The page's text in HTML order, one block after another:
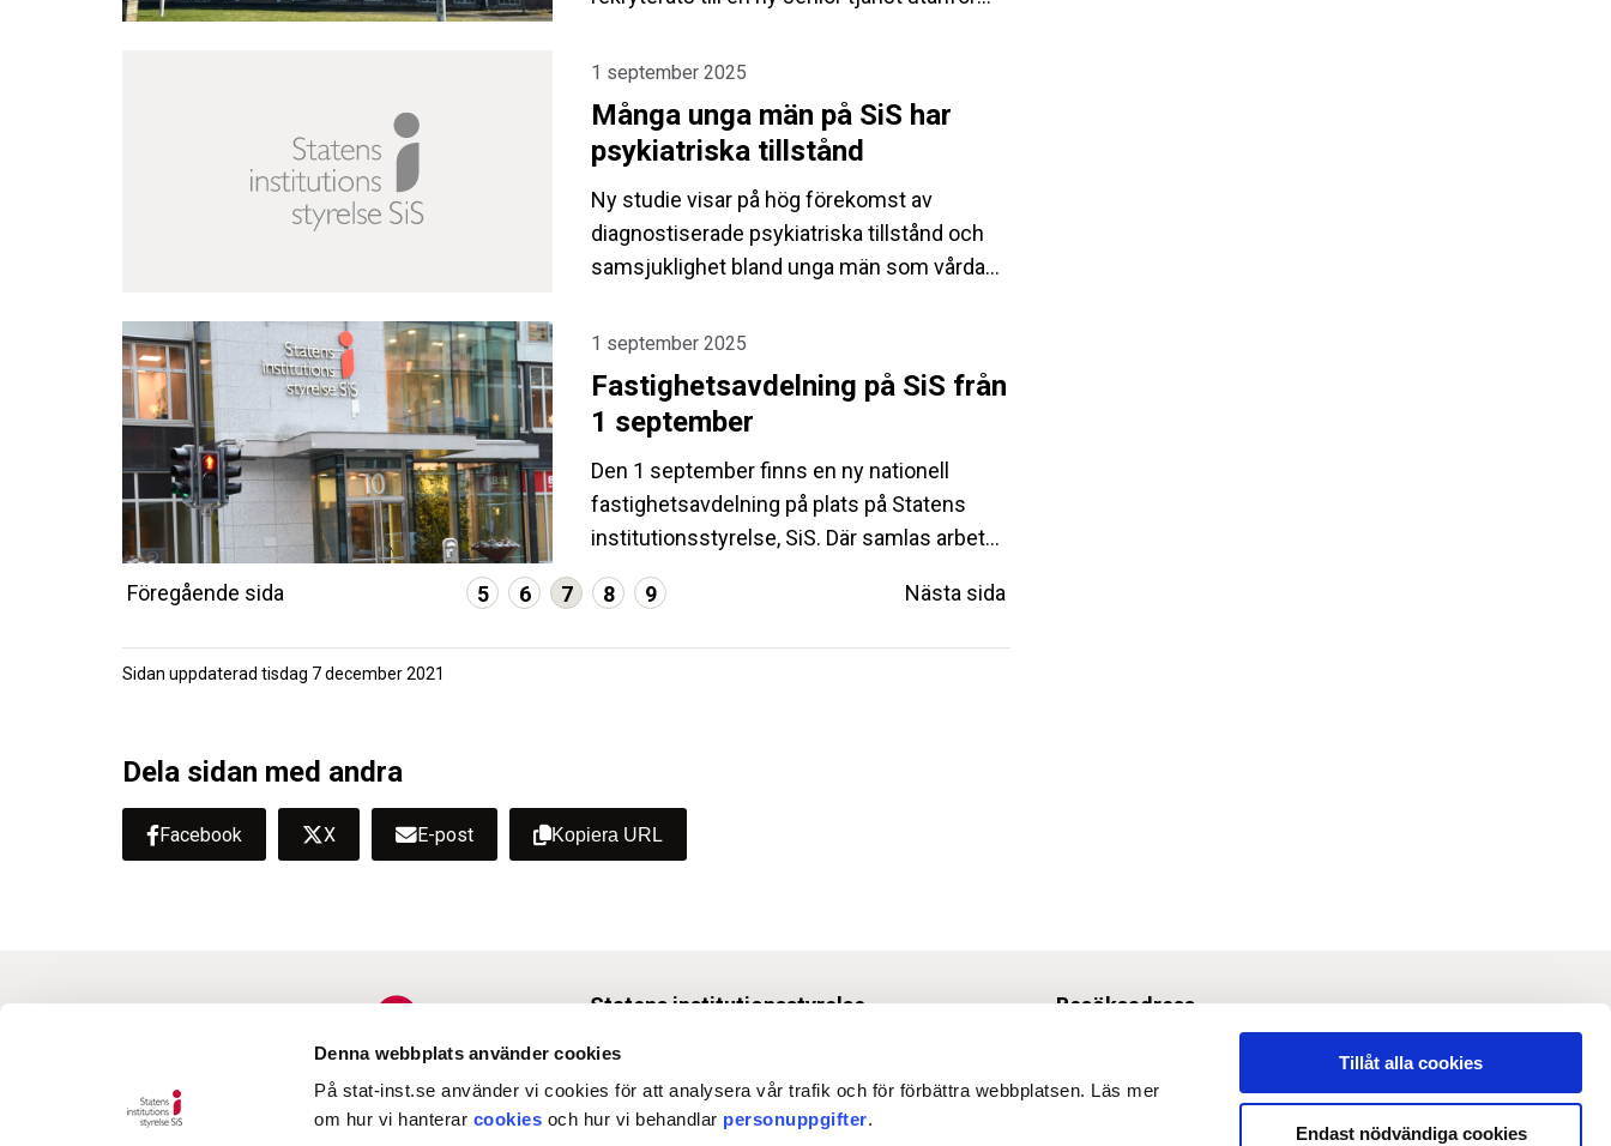
Denna webbplats använder cookies
På stat-inst.se använder vi cookies för att analysera vår trafik och för förbättra webbplatsen. Läs mer
om hur vi hanterar cookies och hur vi behandlar personuppgifter.
Tillåt alla cookies
Endast nödvändiga cookies
vid Långanäs fram till 31 januari 2026, under
tiden som rekryteringen av en ny
institutionschef pågår.
1 september 2025
Många unga män på SiS har
psykiatriska tillstånd
Ny studie visar på hög förekomst av
diagnostiserade psykiatriska tillstånd och
samsjuklighet bland unga män som vårdas
1 september 2025
Fastighetsavdelning på SiS från
1 september
Den 1 september finns en ny nationell
fastighetsavdelning på plats på Statens
institutionsstyrelse, SiS. Där samlas arbetet
med lokaler och fastighetsprojekt för ett
mer samordnat och hållbart arbete med
Föregående sida 5 6 7 8 9 Nästa sida
Sidan uppdaterad tisdag 7 december 2021
Dela sidan med andra
Facebook X E-post Kopiera URL
Statens institutionsstyrelse
010-453 40 00
Fax 010-453 40 50
Besöksadress
Svetsarvägen 10, Solna